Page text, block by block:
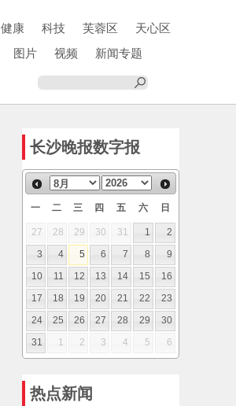
健康 科技 芙蓉区
天心区
图片 视频
新闻专题
长沙晚报数字报
一 二 三 四 五 六 日
27 28 29 30 31 1
2
3
4 5 6 7 8
9
10
11 12 13 14 15
16
17
18 19 20 21 22
23
24
25 26 27 28 29
30
31
1 2 3 4 5 6
热点新闻